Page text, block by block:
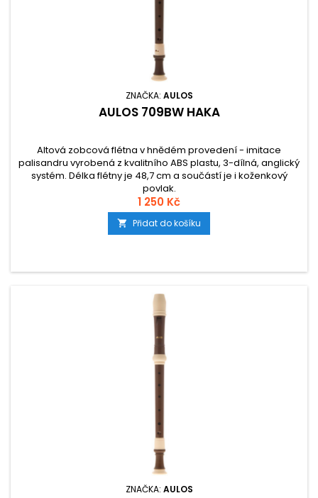
ZNAČKA: AULOS
AULOS 709BW HAKA
Altová zobcová flétna v hnědém provedení - imitace
palisandru vyrobená z kvalitního ABS plastu, 3-dílná, anglický
systém. Délka flétny je 48,7 cm a součástí je i koženkový
povlak.
1 250 Kč
 Přidat do košíku
ZNAČKA: AULOS